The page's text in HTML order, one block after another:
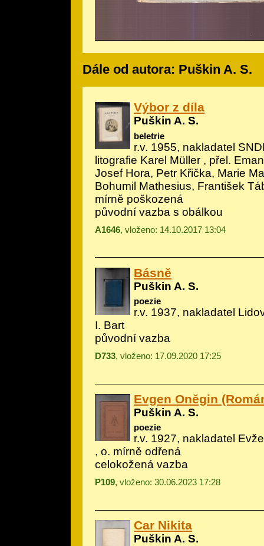
Dále od autora: Puškin A. S.
Výbor z díla
Puškin A. S.
beletrie
r.v. 1955, nakladatel
litografie Karel Müller , přel.
Josef Hora, Petr Křička, Marie
Bohumil Mathesius, František
mírně poškozená
původní vazba s obálkou
A1646, vloženo: 14.10.2017 13:04
Básně
Puškin A. S.
poezie
r.v. 1937, nakladatel
I. Bart
původní vazba
D733, vloženo: 17.09.2020 17:25
Evgen Oněgin
Puškin A. S.
poezie
r.v. 1927, nakladatel
, o. mírně odřená
celokožená vazba
P109, vloženo: 30.06.2023 17:28
Car Nikita
Puškin A. S.